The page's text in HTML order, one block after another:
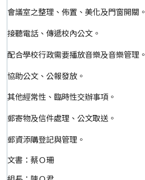
會議室之整理、佈置、美化及門窗開關。
接聽電話、傳遞校內公文。
配合學校行政需要播放音樂及音樂管理。
協助公文、公報發放。
其他經常性、臨時性交辦事項。
郵寄物及信件處理、公文取送。
郵資添購登記與管理。
文書：蔡Ｏ珊